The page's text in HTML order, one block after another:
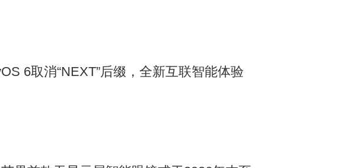
6取消“NEXT”后缀，全新互联智能体验